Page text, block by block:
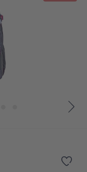
Zur